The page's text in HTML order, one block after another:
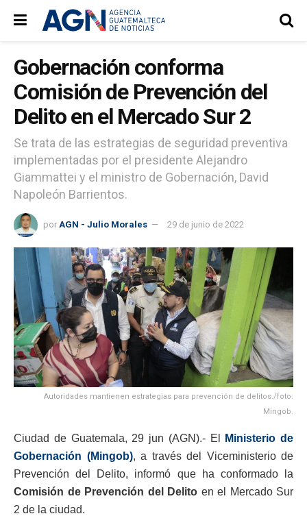
Gobernación conforma
Comisión de Prevención del
Delito en el Mercado Sur 2
Se trata de las estrategias de seguridad preventiva
implementadas por el presidente Alejandro
Giammattei y el ministro de Gobernación, David
Napoleón Barrientos.
por AGN - Julio Morales 29 de junio de 2022
Autoridades mantienen estrategias para prevención de delitos./foto:
Mingob.
Ciudad de Guatemala, 29 jun (AGN).- El
Ministerio de
Gobernación (Mingob), a través del Viceministerio de
Prevención del Delito, informó que ha conformado la
Comisión de Prevención del Delito en el Mercado Sur
2 de la ciudad.